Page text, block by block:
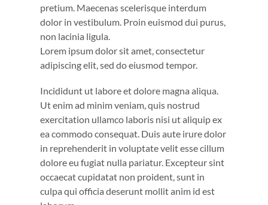
pretium. Maecenas scelerisque interdum
dolor in vestibulum. Proin euismod dui purus,
non lacinia ligula.
Lorem ipsum dolor sit amet, consectetur
adipiscing elit, sed do eiusmod tempor.
Incididunt ut labore et dolore magna aliqua.
Ut enim ad minim veniam, quis nostrud
exercitation ullamco laboris nisi ut aliquip ex
ea commodo consequat. Duis aute irure dolor
in reprehenderit in voluptate velit esse cillum
dolore eu fugiat nulla pariatur. Excepteur sint
occaecat cupidatat non proident, sunt in
culpa qui officia deserunt mollit anim id est